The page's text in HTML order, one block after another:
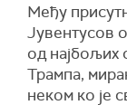
Међу
Јувентусов
од најбољих
Трампа,
неком ко је